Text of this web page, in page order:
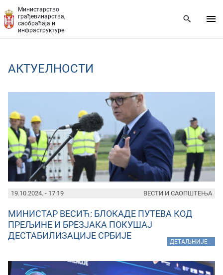
Министарство
грађевинарства,
саобраћаја и
инфраструктуре
AКТУЕЛНОСТИ
19.10.2024. - 17:19
МИНИСТАР ВЕСИЋ: БЛОКАДЕ ПУТЕВА КОД
ПРЕЉИНЕ И БРЕЗЈАКА ПОКУШАЈ
ДЕСТАБИЛИЗАЦИЈЕ СРБИЈЕ
ДЕТАЉНИЈЕ
ВЕСТИ И САОПШТЕЊА
PAGES